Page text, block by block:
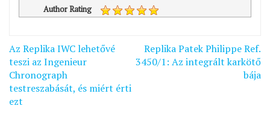
Author Rating
Bejegyzés
navigáció
Az Replika IWC lehetővé
teszi az Ingenieur
Chronograph
testreszabását, és miért érti
ezt
Replika Patek Philippe Ref.
3450/1: Az integrált karkötő
bája